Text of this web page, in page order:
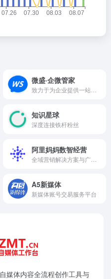
微盛·企微管家
知识星球
深度连接铁杆粉丝
阿里妈妈数智经营
A5新媒体
新媒体账号交易服务平台
自媒体内容全流程创作工具与